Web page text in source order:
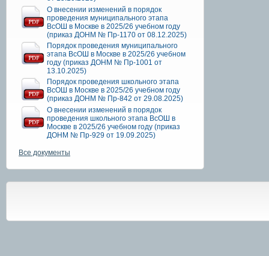
О внесении изменений в порядок
проведения муниципального этапа
ВсОШ в Москве в 2025/26 учебном году
(приказ ДОНМ № Пр-1170 от 08.12.2025)
Порядок проведения муниципального
этапа ВсОШ в Москве в 2025/26 учебном
году (приказ ДОНМ № Пр-1001 от
13.10.2025)
Порядок проведения школьного этапа
ВсОШ в Москве в 2025/26 учебном году
(приказ ДОНМ № Пр-842 от 29.08.2025)
О внесении изменений в порядок
проведения школьного этапа ВсОШ в
Москве в 2025/26 учебном году (приказ
ДОНМ № Пр-929 от 19.09.2025)
Все документы